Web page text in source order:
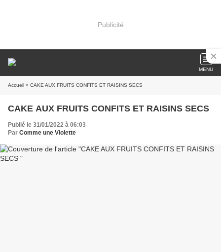
Publicité
MENU
Accueil » CAKE AUX FRUITS CONFITS ET RAISINS SECS
CAKE AUX FRUITS CONFITS ET RAISINS SECS
Publié le 31/01/2022 à 06:03
Par Comme une Violette